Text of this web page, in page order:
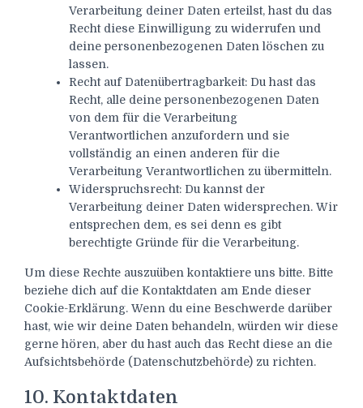
Verarbeitung deiner Daten erteilst, hast du das
Recht diese Einwilligung zu widerrufen und
deine personenbezogenen Daten löschen zu
lassen.
Recht auf Datenübertragbarkeit: Du hast das
Recht, alle deine personenbezogenen Daten
von dem für die Verarbeitung
Verantwortlichen anzufordern und sie
vollständig an einen anderen für die
Verarbeitung Verantwortlichen zu übermitteln.
Widerspruchsrecht: Du kannst der
Verarbeitung deiner Daten widersprechen. Wir
entsprechen dem, es sei denn es gibt
berechtigte Gründe für die Verarbeitung.
Um diese Rechte auszuüben kontaktiere uns bitte. Bitte
beziehe dich auf die Kontaktdaten am Ende dieser
Cookie-Erklärung. Wenn du eine Beschwerde darüber
hast, wie wir deine Daten behandeln, würden wir diese
gerne hören, aber du hast auch das Recht diese an die
Aufsichtsbehörde (Datenschutzbehörde) zu richten.
10. Kontaktdaten